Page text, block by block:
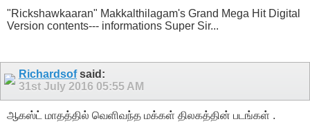
"Rickshawkaaran" Makkalthilagam's Grand Mega Hit Digital
Version contents--- informations Super Sir...
Richardsofsaid:
31st July 2016 05:55 AM
ஆகஸ்ட் மாதத்தில் வெளிவந்த மக்கள் திலகத்தின் படங்கள் .